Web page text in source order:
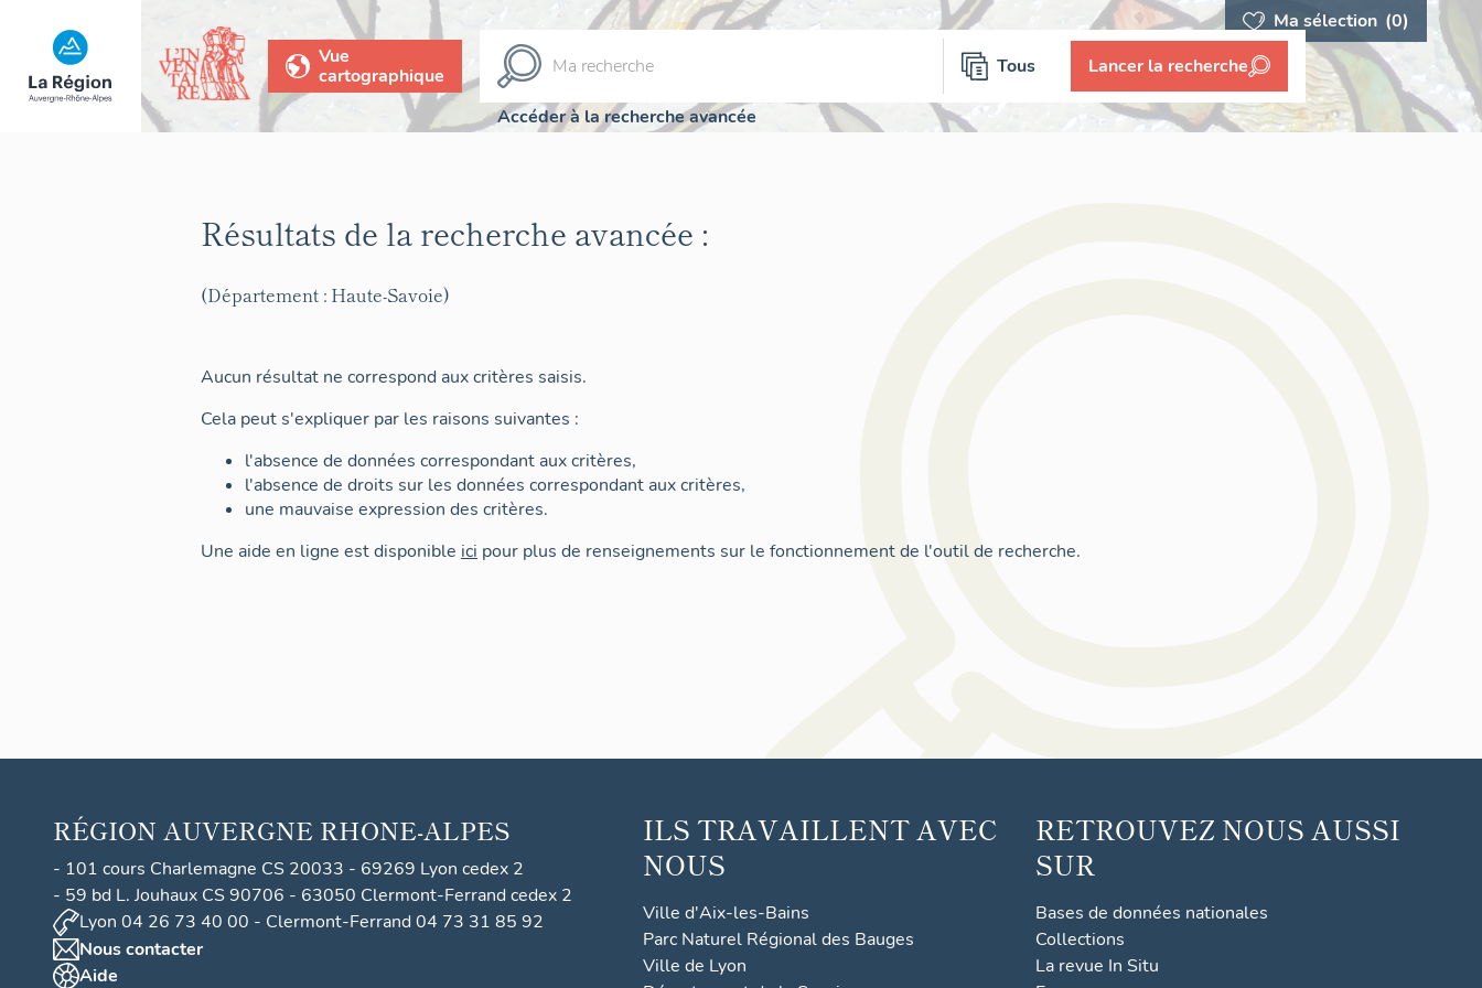
Ma sélection (0)
Vue
cartographique
Tous Lancer la recherche
Accéder à la recherche avancée
Résultats de la recherche avancée :
(Département : Haute-Savoie)
Aucun résultat ne correspond aux critères saisis.
Cela peut s'expliquer par les raisons suivantes :
l'absence de données correspondant aux critères,
l'absence de droits sur les données correspondant aux critères,
une mauvaise expression des critères.
Une aide en ligne est disponible ici pour plus de renseignements sur le fonctionnement de l'outil de recherche.
RÉGION AUVERGNE RHONE-ALPES
- 101 cours Charlemagne CS 20033 - 69269 Lyon cedex 2
- 59 bd L. Jouhaux CS 90706 - 63050 Clermont-Ferrand cedex 2
Lyon 04 26 73 40 00 - Clermont-Ferrand 04 73 31 85 92
Nous contacter
Aide
ILS TRAVAILLENT AVEC
NOUS
Ville d'Aix-les-Bains
Parc Naturel Régional des Bauges
Ville de Lyon
RETROUVEZ NOUS AUSSI
SUR
Bases de données nationales
Collections
La revue In Situ